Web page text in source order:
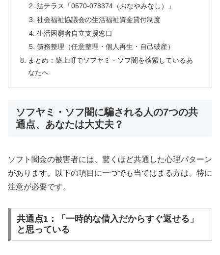
法テラス「0570-078374（おなやみなし）」
社会福祉協議会の生活福祉資金貸付制度
生活困窮者自立支援窓口
債務整理（任意整理・個人再生・自己破産）
まとめ：築上町でソフヤミ・ソフ闇を検索しているあ
なたへ
ソフヤミ・ソフ闇に騙される人の7つの共
通点、あなたは大丈夫？
ソフト闇金の被害者には、驚くほど共通した心理パターン
があります。以下の項目に一つでも当てはまる方は、特に
注意が必要です。
共通点1：「一時的な借入だからすぐ返せる」
と思っている